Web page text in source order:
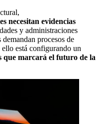
necesitan evidencias
y administraciones
procesos de
está configurando un
que marcará el futuro de la